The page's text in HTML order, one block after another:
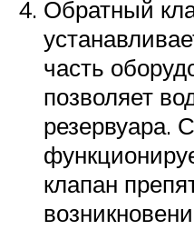
Обратный
часть
позволяет
резервуара.
клапан